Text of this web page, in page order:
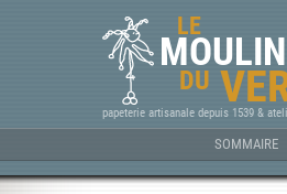
LE
MOULIN
DU
papeterie artisanale depuis 1539 &
SOMMAIRE